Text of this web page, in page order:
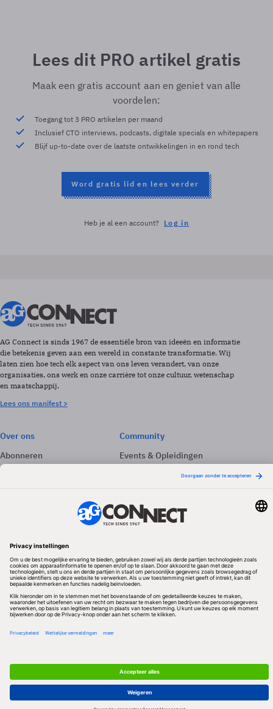
Lees dit PRO artikel gratis
Maak een gratis account aan en geniet van alle
voordelen:
Toegang tot 3 PRO artikelen per maand
Inclusief CTO interviews, podcasts, digitale specials en whitepapers
Blijf up-to-date over de laatste ontwikkelingen in en rond tech
Word gratis lid en lees verder
Heb je al een account? Log in
AG Connect is sinds 1967 de essentiële bron van ideeën en informatie
die betekenis geven aan een wereld in constante transformatie. Wij
laten zien hoe tech elk aspect van ons leven verandert, van onze
organisaties, ons werk en onze carrière tot onze cultuur, wetenschap
en maatschappij.
Lees ons manifest >
Over ons
Abonneren
Adverteren
Community
Events & Opleidingen
Volg ons
Redactionele partner
Algemene Voorwaarden & Copyrights